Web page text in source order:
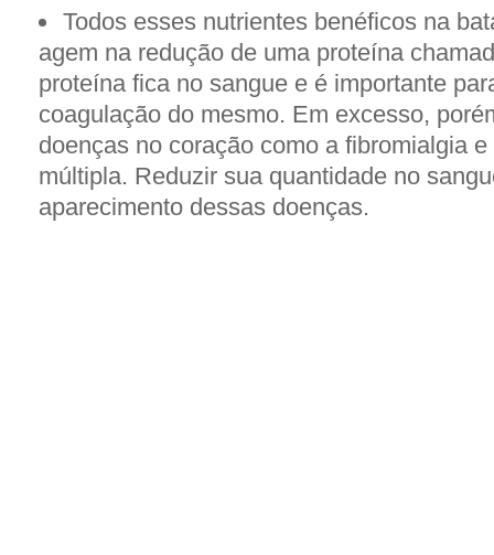
Todos esses nutrientes benéficos na
agem na redução de uma proteína
proteína fica no sangue e é importante
coagulação do mesmo. Em excesso,
doenças no coração como a fibromialgia
múltipla. Reduzir sua quantidade no
aparecimento dessas doenças.